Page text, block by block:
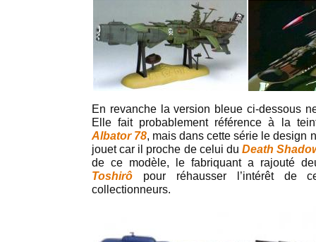
En revanche la version bleue ci-dessous
Elle fait probablement référence à la
Albator 78, mais dans cette série le design
jouet car il proche de celui duDeath
de ce modèle, le fabriquant a rajouté
Toshirô pour réhausser l’intérêt de
collectionneurs.